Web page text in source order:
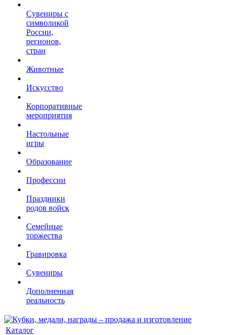
Сувениры с
символикой
России,
регионов,
стран
Животные
Искусство
Корпоративные
мероприятия
Настольные
игры
Образование
Профессии
Праздники
родов войск
Семейные
торжества
Гравировка
Сувениры
Дополненная
реальность
Каталог